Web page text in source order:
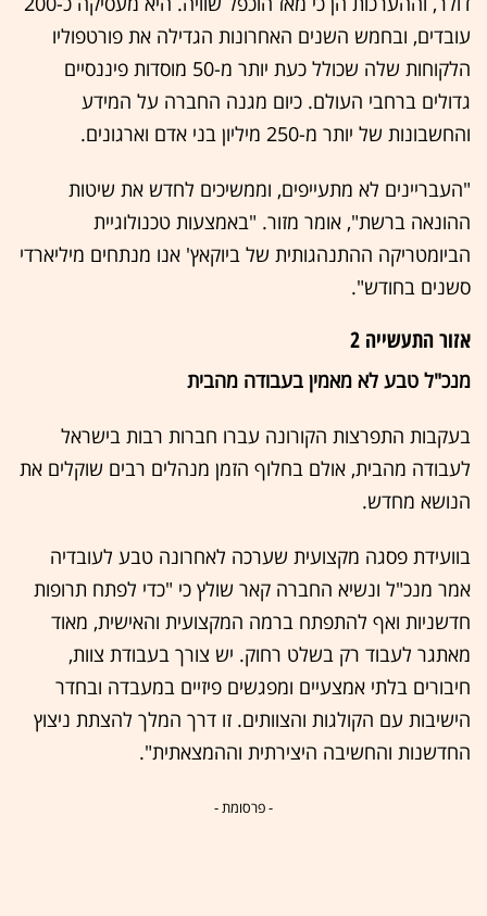
עובדים, ובחמש השנים האחרונות הגדילה את פורטפוליו
הלקוחות שלה שכולל כעת יותר מ-50 מוסדות פיננסיים
גדולים ברחבי העולם. כיום מגנה החברה על המידע
והחשבונות של יותר מ-250 מיליון בני אדם וארגונים.
"העבריינים לא מתעייפים, וממשיכים לחדש את שיטות
ההונאה ברשת", אומר מזור. "באמצעות טכנולוגיית
הביומטריקה ההתנהגותית של ביוקאץ' אנו מנתחים מיליארדי
סשנים בחודש".
אזור התעשייה 2
מנכ"ל טבע לא מאמין בעבודה מהבית
בעקבות התפרצות הקורונה עברו חברות רבות בישראל
לעבודה מהבית, אולם בחלוף הזמן מנהלים רבים שוקלים את
הנושא מחדש.
בוועידת פסגה מקצועית שערכה לאחרונה טבע לעובדיה
אמר מנכ"ל ונשיא החברה קאר שולץ כי "כדי לפתח תרופות
חדשניות ואף להתפתח ברמה המקצועית והאישית, מאוד
מאתגר לעבוד רק בשלט רחוק. יש צורך בעבודת צוות,
חיבורים בלתי אמצעיים ומפגשים פיזיים במעבדה ובחדר
הישיבות עם הקולגות והצוותים. זו דרך המלך להצתת ניצוץ
החדשנות והחשיבה היצירתית וההמצאתית".
- פרסומת -